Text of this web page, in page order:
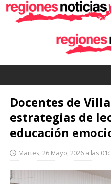
Docentes de
estrategias de
educación
Martes, 26 Mayo, 2026 a las